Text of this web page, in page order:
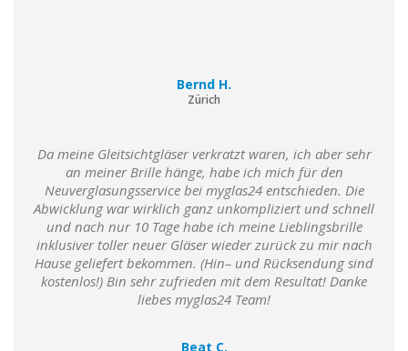
Bernd H.
Zürich
Da meine Gleitsichtgläser verkratzt waren, ich aber sehr
an meiner Brille hänge, habe ich mich für den
Neuverglasungsservice bei myglas24 entschieden. Die
Abwicklung war wirklich ganz unkompliziert und schnell
und nach nur 10 Tage habe ich meine Lieblingsbrille
inklusiver toller neuer Gläser wieder zurück zu mir nach
Hause geliefert bekommen. (Hin– und Rücksendung sind
kostenlos!) Bin sehr zufrieden mit dem Resultat! Danke
liebes myglas24 Team!
Beat C.